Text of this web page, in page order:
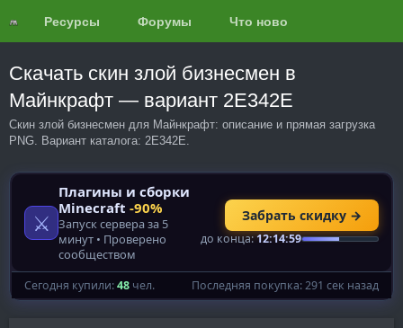
Ресурсы Форумы Что нового?
Скачать скин злой бизнесмен в
Майнкрафт — вариант 2E342E
Скин злой бизнесмен для Майнкрафт: описание и прямая загрузка
PNG. Вариант каталога: 2E342E.